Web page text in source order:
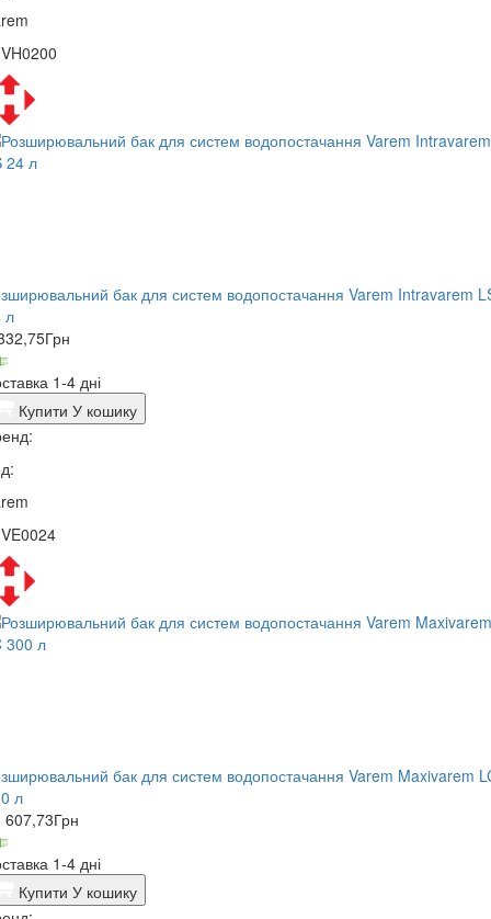
бак для систем водопостачання Varem Intravarem
л
Грн
1-4 дні
Купити У кошику
бак для систем водопостачання Varem Maxivarem
л
607,73Грн
1-4 дні
Купити У кошику